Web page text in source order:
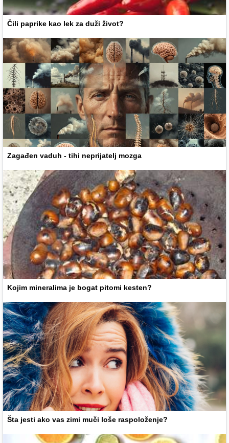
Čili paprike kao lek za duži život?
Zagađen vaduh - tihi neprijatelj mozga
Kojim mineralima je bogat pitomi kesten?
Šta jesti ako vas zimi muči loše raspoloženje?